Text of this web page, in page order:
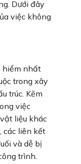
Dưới đây
việc không
hiểm nhất
trong xây
trúc. Kẽm
việc
liệu khác
các liên kết
và dễ bị
trình.